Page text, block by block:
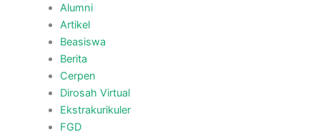
Alumni
Artikel
Beasiswa
Berita
Cerpen
Dirosah Virtual
Ekstrakurikuler
FGD